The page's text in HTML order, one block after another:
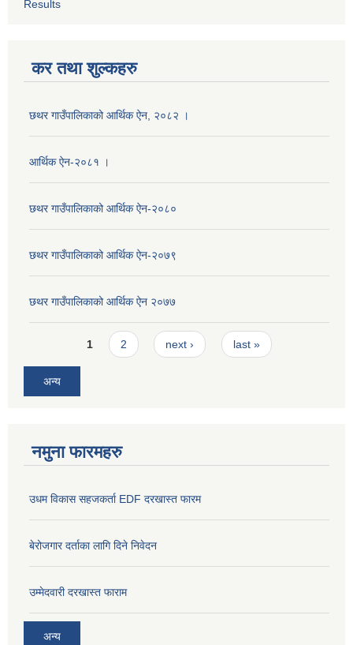
Results
कर तथा शुल्कहरु
छथर गाउँपालिकाको आर्थिक ऐन, २०८२ ।
आर्थिक ऐन-२०८१ ।
छथर गाउँपालिकाको आर्थिक ऐन-२०८०
छथर गाउँपालिकाको आर्थिक ऐन-२०७९
छथर गाउँपालिकाको आर्थिक ऐन २०७७
Pages1 2 next › last »
अन्य
नमुना फारमहरु
उधम विकास सहजकर्ता EDF दरखास्त फारम
बेरोजगार दर्ताका लागि दिने निवेदन
उम्मेदवारी दरखास्त फाराम
अन्य